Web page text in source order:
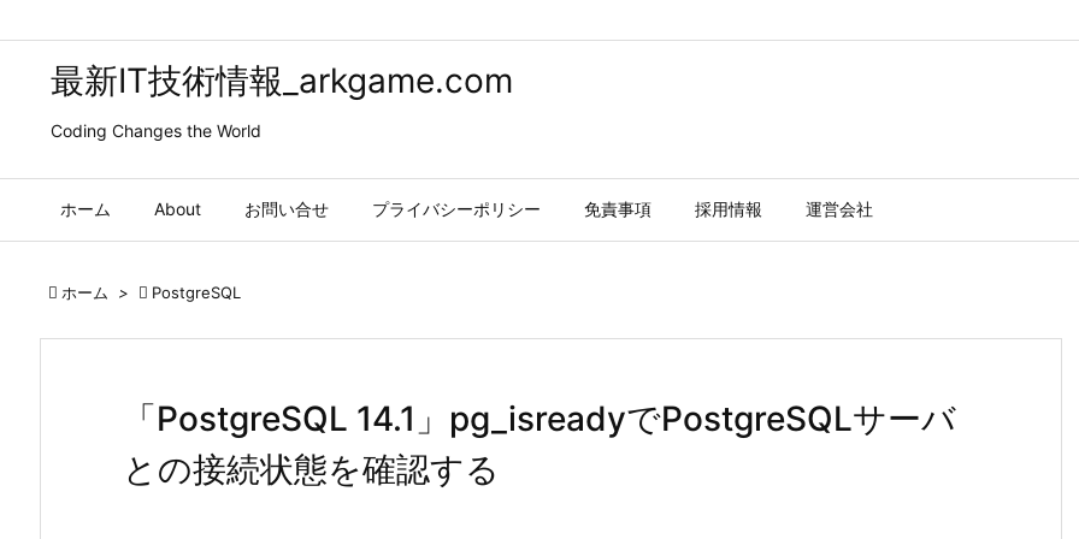
最新IT技術情報_arkgame.com
Coding Changes the World
ホーム About お問い合せ プライバシーポリシー 免責事項 採用情報 運営会社
 ホーム >  PostgreSQL
「PostgreSQL 14.1」pg_isreadyでPostgreSQLサーバ
との接続状態を確認する